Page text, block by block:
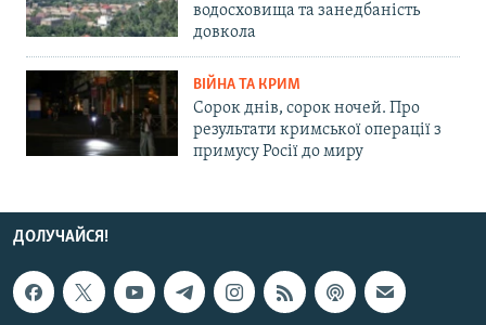
водосховища та занедбаність
довкола
ВІЙНА ТА КРИМ
Сорок днів, сорок ночей. Про
результати кримської операції з
примусу Росії до миру
ДОЛУЧАЙСЯ!